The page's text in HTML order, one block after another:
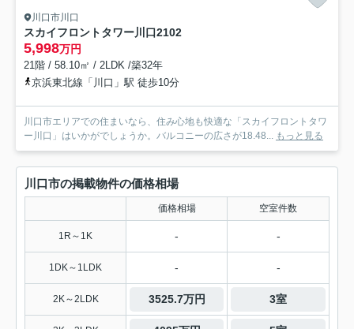
川口市川口
スカイフロントタワー川口2102
5,998万円
21階 / 58.10㎡ / 2LDK /築32年
京浜東北線「川口」駅 徒歩10分
川口市エリアでの住まいなら、住み心地も快適な「スカイフロントタワ
ー川口」はいかがでしょうか。バルコニーの広さが18.48... もっと見る
川口市の掲載物件の価格相場
価格相場 空室件数
1R～1K - -
1DK～1LDK - -
2K～2LDK 3525.7万円 3室